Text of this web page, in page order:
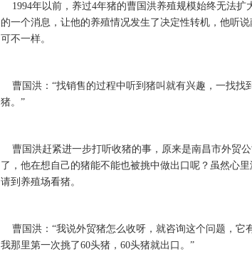
1994年以前，养过4年猪的曹国洪养殖规模始终无法扩
的一个消息，让他的养殖情况发生了决定性转机，他听
可不一样。
曹国洪：“找销售的过程中听到猪叫就有兴趣，一找找
猪。”
曹国洪赶紧进一步打听收猪的事，原来是南昌市外贸
了，他在想自己的猪能不能也被挑中做出口呢？虽然心
请到养殖场看猪。
曹国洪：“我说外贸猪怎么收呀，就咨询这个问题，它
我那里第一次挑了60头猪，60头猪就出口。”